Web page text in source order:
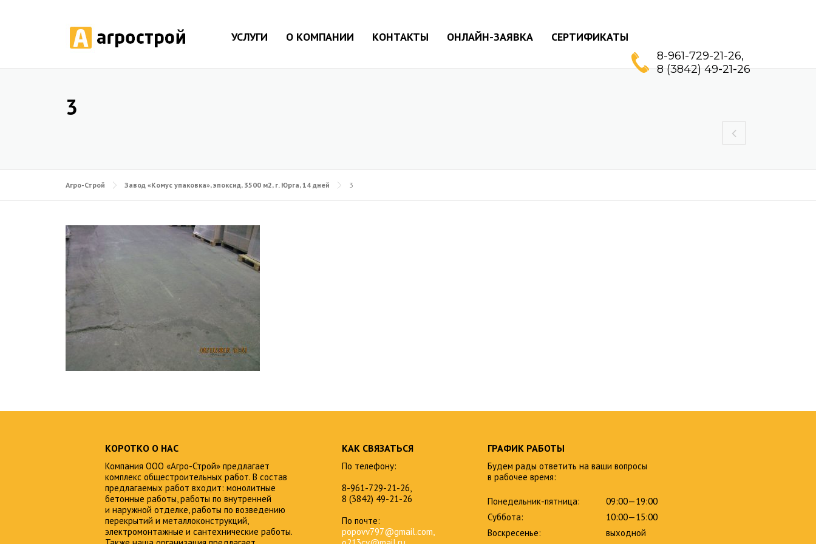
УСЛУГИ О КОМПАНИИ КОНТАКТЫ ОНЛАЙН-ЗАЯВКА СЕРТИФИКАТЫ
8-961-729-21-26,
8 (3842) 49-21-26
3
Агро-Строй Завод «Комус упаковка», эпоксид, 3500 м2, г. Юрга, 14 дней 3
КОРОТКО О НАС
Компания ООО «Агро-Строй» предлагает
комплекс общестроительных работ. В состав
предлагаемых работ входит: монолитные
бетонные работы, работы по внутренней
и наружной отделке, работы по возведению
перекрытий и металлоконструкций,
электромонтажные и сантехнические работы.
КАК СВЯЗАТЬСЯ
По телефону:
8-961-729-21-26,
8 (3842) 49-21-26
По почте:
popovv797@gmail.com,
ГРАФИК РАБОТЫ
Будем рады ответить на ваши вопросы
в рабочее время:
Понедельник-пятница:
09:00—19:00
Суббота:
10:00—15:00
Воскресенье:
выходной